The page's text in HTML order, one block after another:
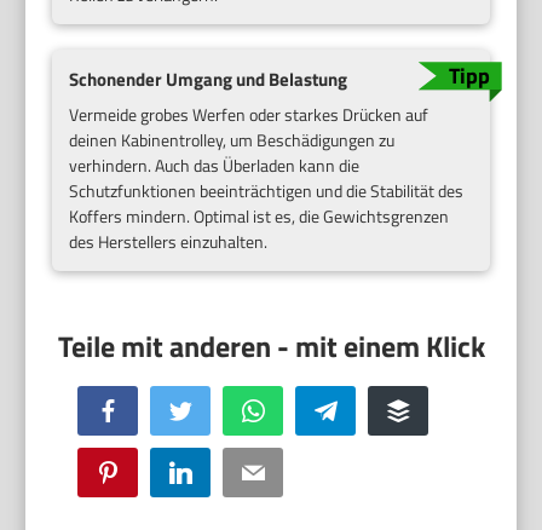
Schonender Umgang und Belastung
Vermeide grobes Werfen oder starkes Drücken auf
deinen Kabinentrolley, um Beschädigungen zu
verhindern. Auch das Überladen kann die
Schutzfunktionen beeinträchtigen und die Stabilität des
Koffers mindern. Optimal ist es, die Gewichtsgrenzen
des Herstellers einzuhalten.
Facebook Twitter WhatsApp Telegram Buffer
Pinterest LinkedIn Email